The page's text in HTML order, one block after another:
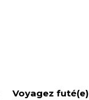
Voyagez futé(e)